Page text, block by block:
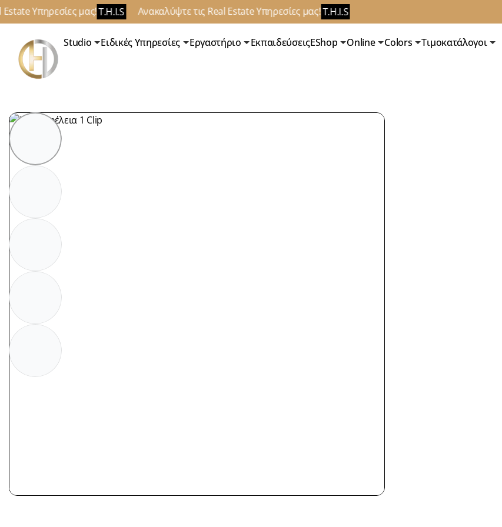
Υπηρεσίες μας!T.H.I.S Ανακαλύψτε τις Real Estate Υπηρεσίες μας!T.H.I.S
Studio Ειδικές Υπηρεσίες Εργαστήριο ΕκπαιδεύσειςEShop Online Colors Τιμοκατάλογοι